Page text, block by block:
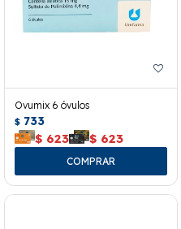
Ovumix 6 óvulos
$ 733
$ 623 $ 623